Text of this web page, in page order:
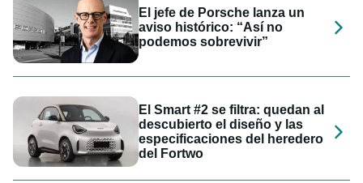
El jefe de Porsche lanza un
aviso histórico: “Así no
podemos sobrevivir”
El Smart #2 se filtra: quedan al
descubierto el diseño y las
especificaciones del heredero
del Fortwo